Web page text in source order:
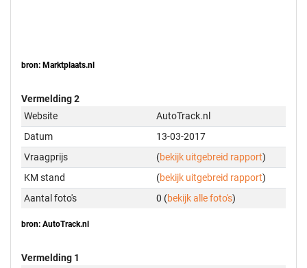
bron: Marktplaats.nl
Vermelding 2
Website
AutoTrack.nl
Datum
13-03-2017
Vraagprijs
(bekijk uitgebreid rapport)
KM stand
(bekijk uitgebreid rapport)
Aantal foto's
0 (bekijk alle foto's)
bron: AutoTrack.nl
Vermelding 1